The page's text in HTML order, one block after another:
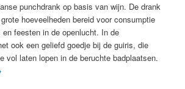
punchdrank op basis van wijn. De drank
hoeveelheden bereid voor consumptie
feesten in de openlucht. In de
ook een geliefd goedje bij de guiris, die
vol laten lopen in de beruchte badplaatsen.